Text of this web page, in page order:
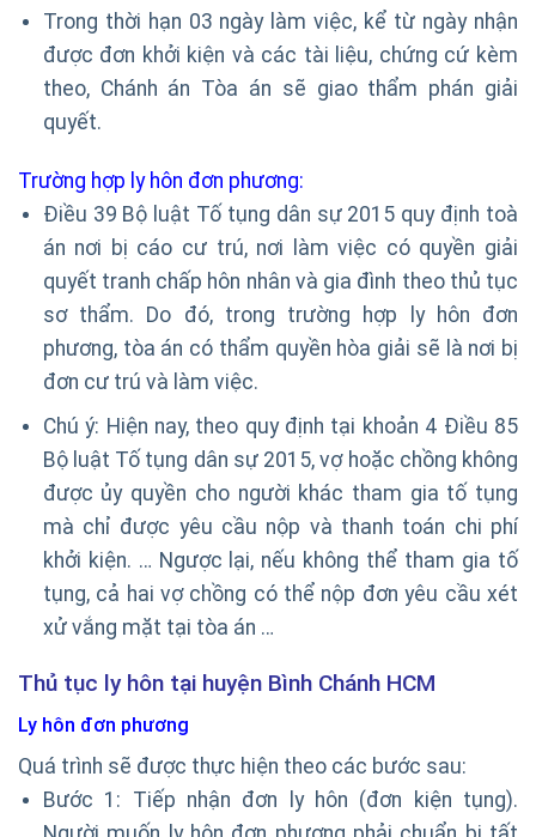
Trong thời hạn 03 ngày làm việc, kể từ ngày nhận
được đơn khởi kiện và các tài liệu, chứng cứ kèm
theo, Chánh án Tòa án sẽ giao thẩm phán giải
quyết.
Trường hợp ly hôn đơn phương:
Điều 39 Bộ luật Tố tụng dân sự 2015 quy định toà
án nơi bị cáo cư trú, nơi làm việc có quyền giải
quyết tranh chấp hôn nhân và gia đình theo thủ tục
sơ thẩm. Do đó, trong trường hợp ly hôn đơn
phương, tòa án có thẩm quyền hòa giải sẽ là nơi bị
đơn cư trú và làm việc.
Chú ý: Hiện nay, theo quy định tại khoản 4 Điều 85
Bộ luật Tố tụng dân sự 2015, vợ hoặc chồng không
được ủy quyền cho người khác tham gia tố tụng
mà chỉ được yêu cầu nộp và thanh toán chi phí
khởi kiện. … Ngược lại, nếu không thể tham gia tố
tụng, cả hai vợ chồng có thể nộp đơn yêu cầu xét
xử vắng mặt tại tòa án …
Thủ tục ly hôn tại huyện Bình Chánh HCM
Ly hôn đơn phương
Quá trình sẽ được thực hiện theo các bước sau:
Bước 1: Tiếp nhận đơn ly hôn (đơn kiện tụng).